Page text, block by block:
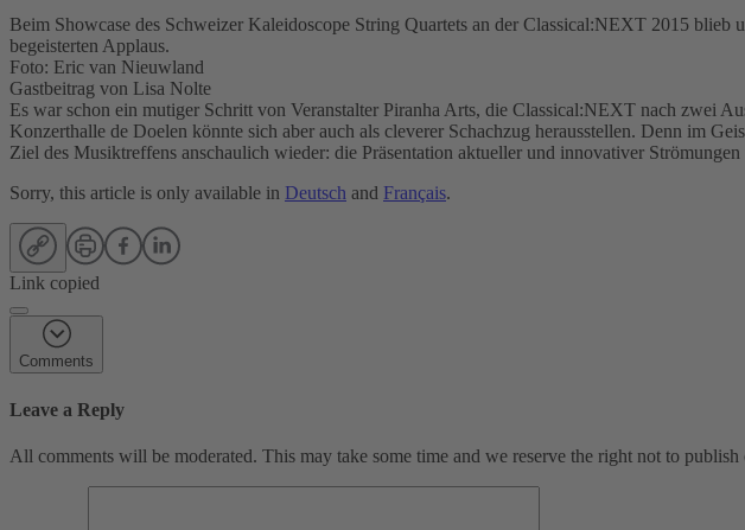
Beim Showcase des Schweizer Kaleidoscope String Quartets an der Classical:NEXT 2015
begeisterten Applaus.
Foto: Eric van Nieuwland
Gastbeitrag von Lisa Nolte
Es war schon ein mutiger Schritt von Veranstalter Piranha Arts, die Classical:NEXT nach zwei
Konzerthalle de Doelen könnte sich aber auch als cleverer Schachzug herausstellen. Denn im
Ziel des Musiktreffens anschaulich wieder: die Präsentation aktueller und innovativer
Sorry, this article is only available in Deutsch and Français.
Link copied
Comments
Leave a Reply
All comments will be moderated. This may take some time and we reserve the right not to